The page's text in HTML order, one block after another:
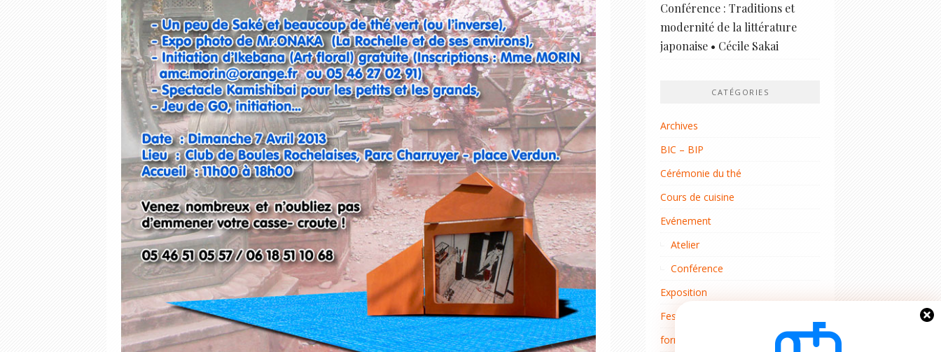
Conférence : Traditions et
modernité de la littérature
japonaise • Cécile Sakai
CATÉGORIES
Archives
BIC – BIP
Cérémonie du thé
Cours de cuisine
Evénement
Atelier
Conférence
Exposition
Festival du cinéma
formulaire